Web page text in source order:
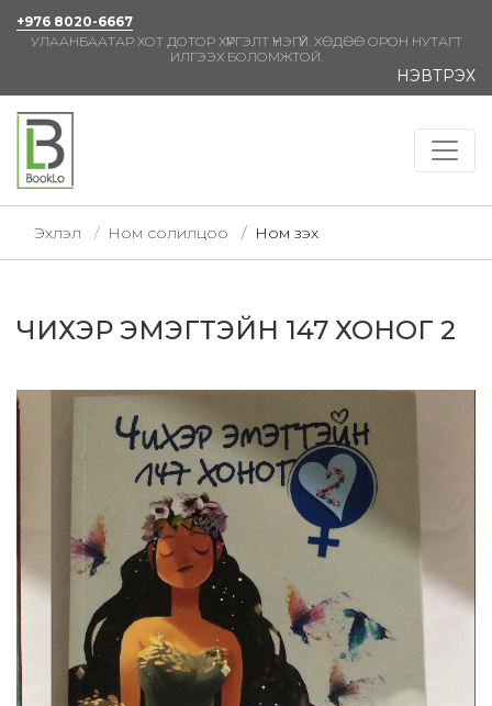
+976 8020-6667
УЛААНБААТАР ХОТ ДОТОР ХҮРГЭЛТ ҮНЭГҮЙ. ХӨДӨӨ ОРОН НУТАГТ
ИЛГЭЭХ БОЛОМЖТОЙ.
НЭВТРЭХ
Эхлэл Ном солилцоо Ном үзэх
ЧИХЭР ЭМЭГТЭЙН 147 ХОНОГ 2